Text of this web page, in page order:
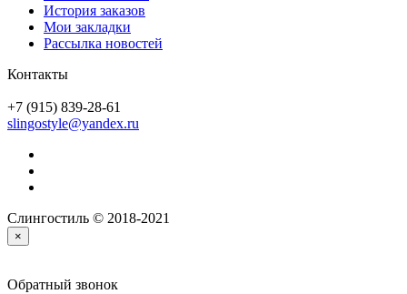
История заказов
Мои закладки
Рассылка новостей
Контакты
+7 (915) 839-28-61
slingostyle@yandex.ru
Слингостиль © 2018-2021
×
Обратный звонок